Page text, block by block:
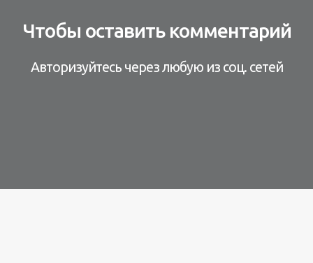
Чтобы оставить комментарий
Авторизуйтесь через любую из соц. сетей